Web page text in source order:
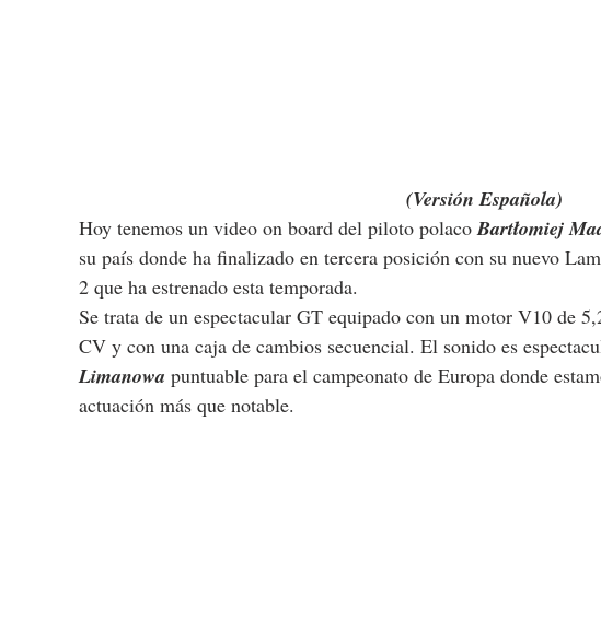
(Versión Española)
Hoy tenemos un video on board del piloto polaco Bartłomiej
su país donde ha finalizado en tercera posición con su nuevo
2 que ha estrenado esta temporada.
Se trata de un espectacular GT equipado con un motor V10 de
CV y con una caja de cambios secuencial. El sonido es
Limanowa puntuable para el campeonato de Europa donde
actuación más que notable.